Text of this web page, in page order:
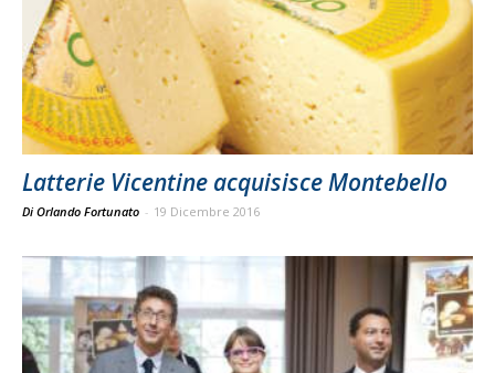
Latterie Vicentine acquisisce Montebello
Di Orlando Fortunato - 19 Dicembre 2016